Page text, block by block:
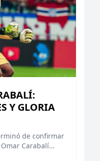
Y GLORIA
de confirmar
Carabalí…